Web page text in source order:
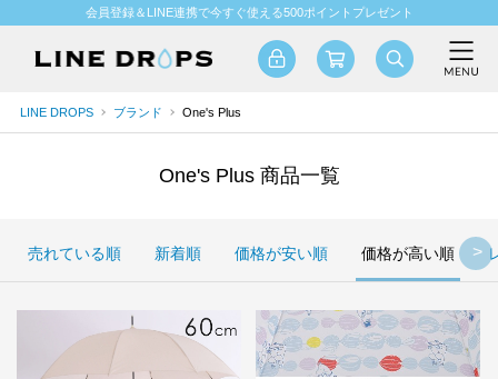
会員登録＆LINE連携で今すぐ使える500ポイントプレゼント
LINE DROPS ブランド One's Plus
One's Plus 商品一覧
売れている順 新着順 価格が安い順 価格が高い順